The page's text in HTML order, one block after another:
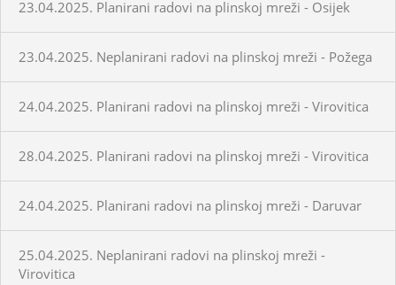
23.04.2025. Planirani radovi na plinskoj mreži - Osijek
23.04.2025. Neplanirani radovi na plinskoj mreži - Požega
24.04.2025. Planirani radovi na plinskoj mreži - Virovitica
28.04.2025. Planirani radovi na plinskoj mreži - Virovitica
24.04.2025. Planirani radovi na plinskoj mreži - Daruvar
25.04.2025. Neplanirani radovi na plinskoj mreži -
Virovitica